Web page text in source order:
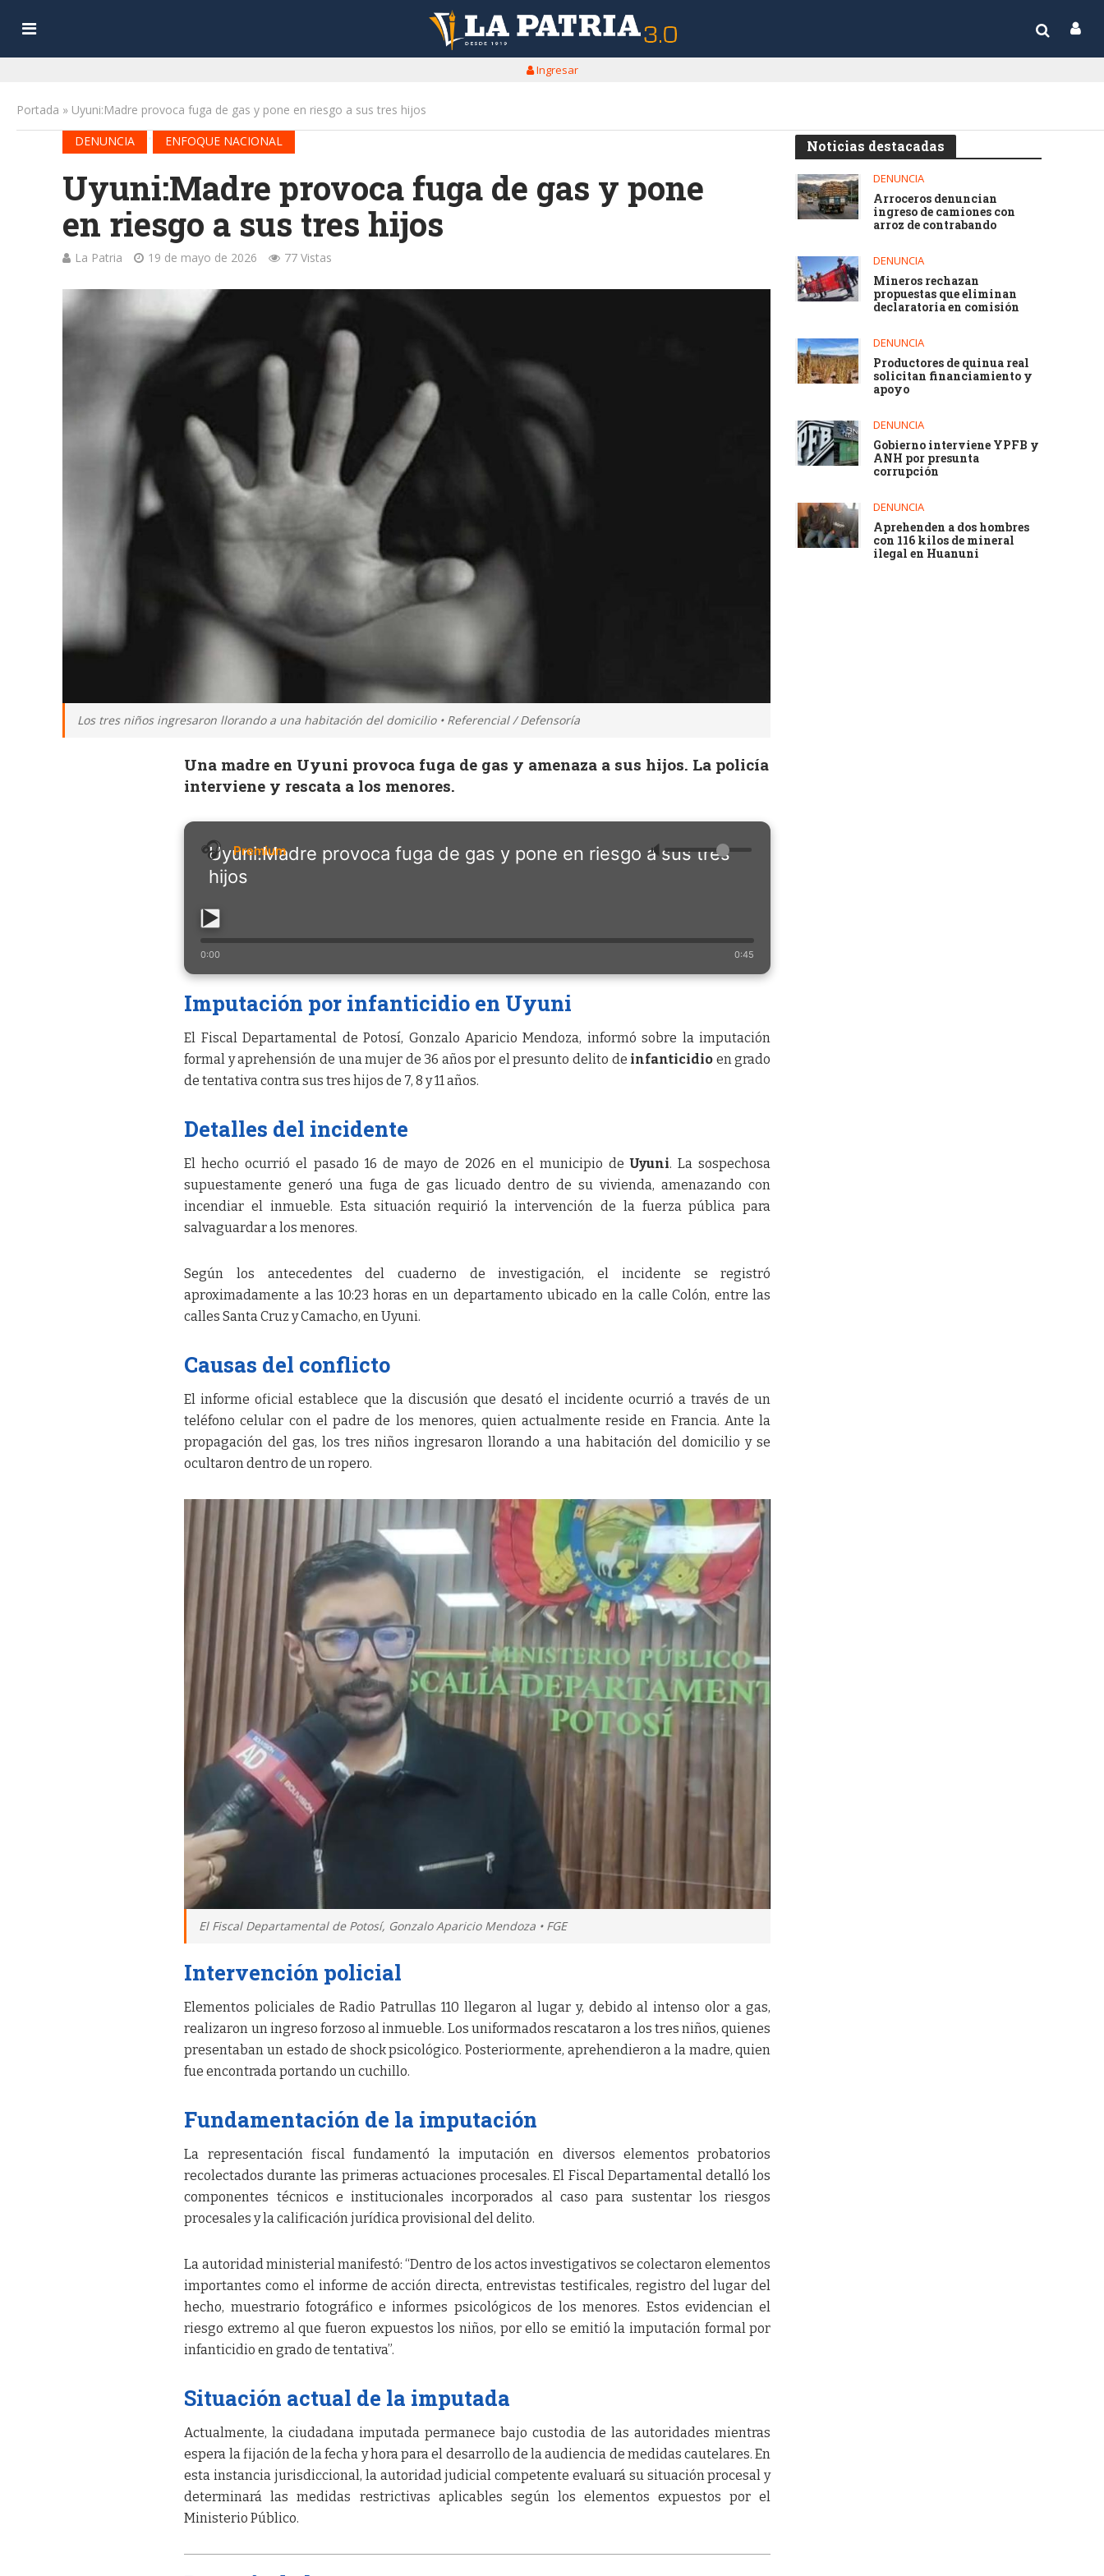
Ingresar
Portada » Uyuni:Madre provoca fuga de gas y pone en riesgo a sus tres hijos
DENUNCIA
ENFOQUE NACIONAL
Uyuni:Madre provoca fuga de gas y pone
en riesgo a sus tres hijos
La Patria 19 de mayo de 2026 77 Vistas
Los tres niños ingresaron llorando a una habitación del domicilio • Referencial / Defensoría
Una madre en Uyuni provoca fuga de gas y amenaza a sus hijos. La policía
interviene y rescata a los menores.
Uyuni:Madre provoca fuga de gas y pone en riesgo a sus tres
hijos
🔈
0:00 0:45
Imputación por infanticidio en Uyuni
El Fiscal Departamental de Potosí, Gonzalo Aparicio Mendoza, informó sobre la imputación
formal y aprehensión de una mujer de 36 años por el presunto delito de infanticidio en grado
de tentativa contra sus tres hijos de 7, 8 y 11 años.
Detalles del incidente
El hecho ocurrió el pasado 16 de mayo de 2026 en el municipio deUyuni. La sospechosa
supuestamente generó una fuga de gas licuado dentro de su vivienda, amenazando con
incendiar el inmueble. Esta situación requirió la intervención de la fuerza pública para
salvaguardar a los menores.
Según los antecedentes del cuaderno de investigación, el incidente se registró
aproximadamente a las 10:23 horas en un departamento ubicado en la calle Colón, entre las
calles Santa Cruz y Camacho, en Uyuni.
Causas del conflicto
El informe oficial establece que la discusión que desató el incidente ocurrió a través de un
teléfono celular con el padre de los menores, quien actualmente reside en Francia. Ante la
propagación del gas, los tres niños ingresaron llorando a una habitación del domicilio y se
ocultaron dentro de un ropero.
El Fiscal Departamental de Potosí, Gonzalo Aparicio Mendoza • FGE
Intervención policial
Elementos policiales de Radio Patrullas 110 llegaron al lugar y, debido al intenso olor a gas,
realizaron un ingreso forzoso al inmueble. Los uniformados rescataron a los tres niños, quienes
presentaban un estado de shock psicológico. Posteriormente, aprehendieron a la madre, quien
fue encontrada portando un cuchillo.
Fundamentación de la imputación
La representación fiscal fundamentó la imputación en diversos elementos probatorios
recolectados durante las primeras actuaciones procesales. El Fiscal Departamental detalló los
componentes técnicos e institucionales incorporados al caso para sustentar los riesgos
procesales y la calificación jurídica provisional del delito.
La autoridad ministerial manifestó: “Dentro de los actos investigativos se colectaron elementos
importantes como el informe de acción directa, entrevistas testificales, registro del lugar del
hecho, muestrario fotográfico e informes psicológicos de los menores. Estos evidencian el
riesgo extremo al que fueron expuestos los niños, por ello se emitió la imputación formal por
infanticidio en grado de tentativa”.
Situación actual de la imputada
Actualmente, la ciudadana imputada permanece bajo custodia de las autoridades mientras
espera la fijación de la fecha y hora para el desarrollo de la audiencia de medidas cautelares. En
esta instancia jurisdiccional, la autoridad judicial competente evaluará su situación procesal y
determinará las medidas restrictivas aplicables según los elementos expuestos por el
Ministerio Público.
Noticias destacadas
DENUNCIA
Arroceros denuncian
ingreso de camiones con
arroz de contrabando
DENUNCIA
Mineros rechazan
propuestas que eliminan
declaratoria en comisión
DENUNCIA
Productores de quinua real
solicitan financiamiento y
apoyo
DENUNCIA
Gobierno interviene YPFB y
ANH por presunta
corrupción
DENUNCIA
Aprehenden a dos hombres
con 116 kilos de mineral
ilegal en Huanuni